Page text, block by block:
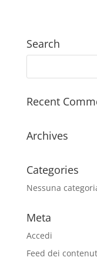
Search
Recent
Archives
Categories
Nessuna
Meta
Accedi
Feed dei